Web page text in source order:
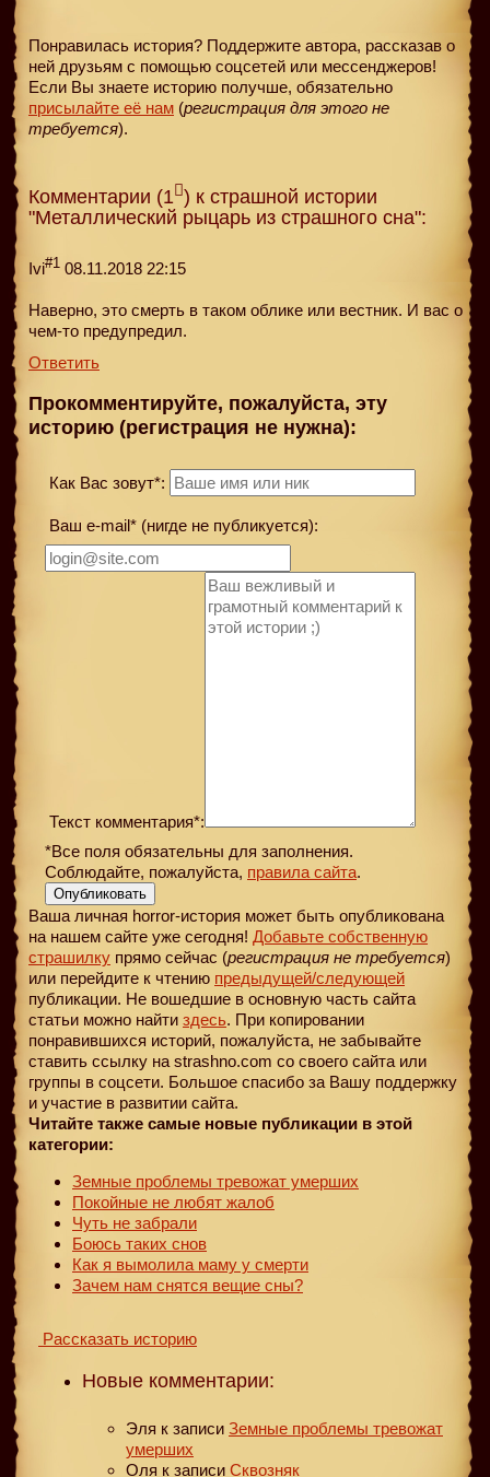
Понравилась история? Поддержите автора, рассказав о
ней друзьям с помощью соцсетей или мессенджеров!
Если Вы знаете историю получше, обязательно
присылайте её нам (регистрация для этого не
требуется).
Комментарии (1 ) к страшной истории
"Металлический рыцарь из страшного сна":
Ivi#1 08.11.2018 22:15
Наверно, это смерть в таком облике или вестник. И вас о
чем-то предупредил.
Ответить
Прокомментируйте, пожалуйста, эту
историю (регистрация не нужна):
Как Вас зовут*:
Ваш e-mail* (нигде не публикуется):
Текст комментария*:
*Все поля обязательны для заполнения.
Соблюдайте, пожалуйста, правила сайта.
Опубликовать
Ваша личная horror-история может быть опубликована
на нашем сайте уже сегодня! Добавьте собственную
страшилку прямо сейчас (регистрация не требуется)
или перейдите к чтению предыдущей/следующей
публикации. Не вошедшие в основную часть сайта
статьи можно найти здесь. При копировании
понравившихся историй, пожалуйста, не забывайте
ставить ссылку на strashno.com со своего сайта или
группы в соцсети. Большое спасибо за Вашу поддержку
и участие в развитии сайта.
Читайте также самые новые публикации в этой
категории:
Земные проблемы тревожат умерших
Покойные не любят жалоб
Чуть не забрали
Боюсь таких снов
Как я вымолила маму у смерти
Зачем нам снятся вещие сны?
Рассказать историю
Новые комментарии:
Эля к записи Земные проблемы тревожат
умерших
Оля к записи Сквозняк